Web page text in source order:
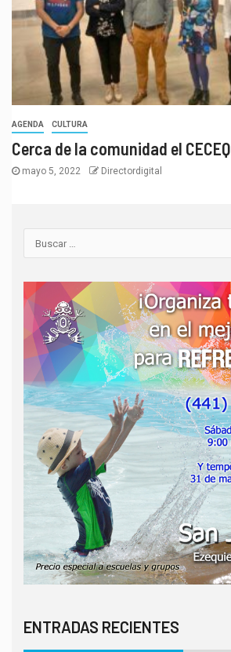
AGENDA CULTURA
Cerca de la comunidad el CECEQ
mayo 5, 2022 Directordigital
ENTRADAS RECIENTES